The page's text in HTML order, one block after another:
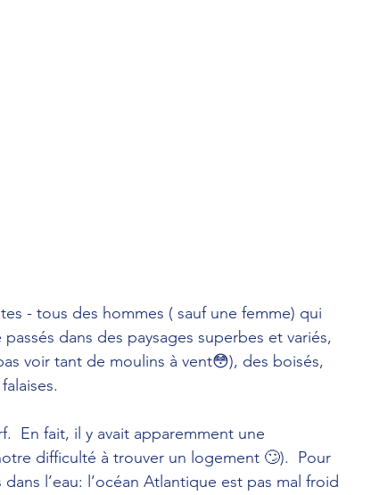
- tous des hommes ( sauf une femme) qui
dans des paysages superbes et variés,
voir tant de moulins à vent😳), des boisés,
En fait, il y avait apparemment une
difficulté à trouver un logement 🙄).  Pour
l’eau: l’océan Atlantique est pas mal froid